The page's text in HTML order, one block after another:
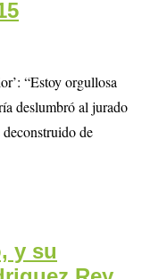
“Estoy orgullosa
deslumbró al jurado
de
y su